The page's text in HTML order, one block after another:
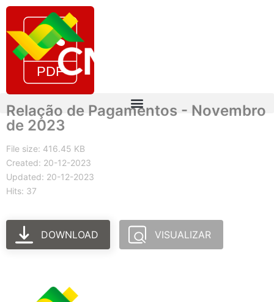
Relação de Pagamentos - Novembro
de 2023
File size: 416.45 KB
Created: 20-12-2023
Updated: 20-12-2023
Hits: 37
DOWNLOAD VISUALIZAR